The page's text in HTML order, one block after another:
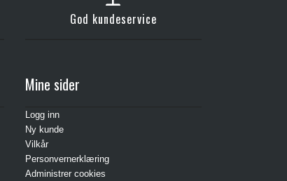
God kundeservice
Mine sider
Logg inn
Ny kunde
Vilkår
Personvernerklæring
Administrer cookies